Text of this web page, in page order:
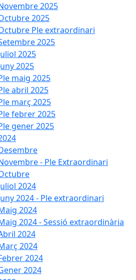
2025
2025
Ple extraordinari
2025
2025
2025
maig 2025
abril 2025
març 2025
febrer 2025
gener 2025
- Ple Extraordinari
2024
2024 - Ple extraordinari
2024
2024 - Sessió extraordinària
2024
2024
2024
2024